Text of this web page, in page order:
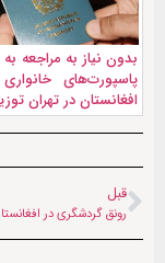
بدون نیاز به مراجعه به
پاسپورت‌های
افغانستان در تهران
قبل